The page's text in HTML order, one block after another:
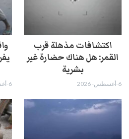
اكتشافات مذهلة قرب
القمر: هل هناك حضارة غير
بشرية
6-أغسطس- 2026 6-أغسطس- 2026